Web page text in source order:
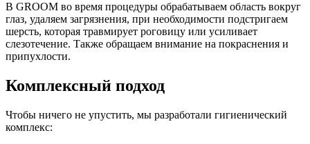
В GROOM во время процедуры обрабатываем область вокруг
глаз, удаляем загрязнения, при необходимости подстригаем
шерсть, которая травмирует роговицу или усиливает
слезотечение. Также обращаем внимание на покраснения и
припухлости.
Комплексный подход
Чтобы ничего не упустить, мы разработали гигиенический
комплекс: